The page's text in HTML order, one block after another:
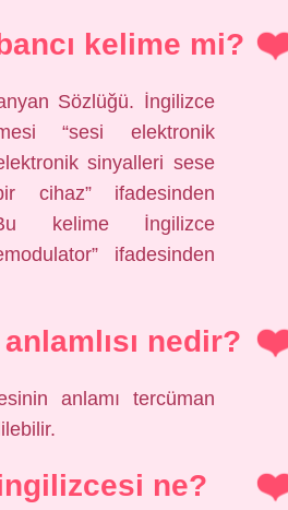
kelime mi?
Sözlüğü. İngilizce
“sesi elektronik
sinyalleri sese
cihaz” ifadesinden
kelime İngilizce
ifadesinden
nedir?
anlamı tercüman
ne?